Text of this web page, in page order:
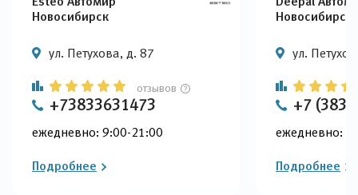
Новосибирск
ул. Петухова, д. 87
отзывов
+73833631473
ежедневно: 9:00-21:00
Подробнее
Новосибирск
ул.
+7 (383)
ежедневно:
Подробнее